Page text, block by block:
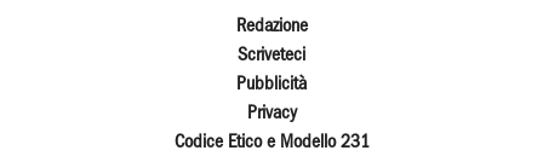
Redazione
Scriveteci
Pubblicità
Privacy
Codice Etico e Modello 231